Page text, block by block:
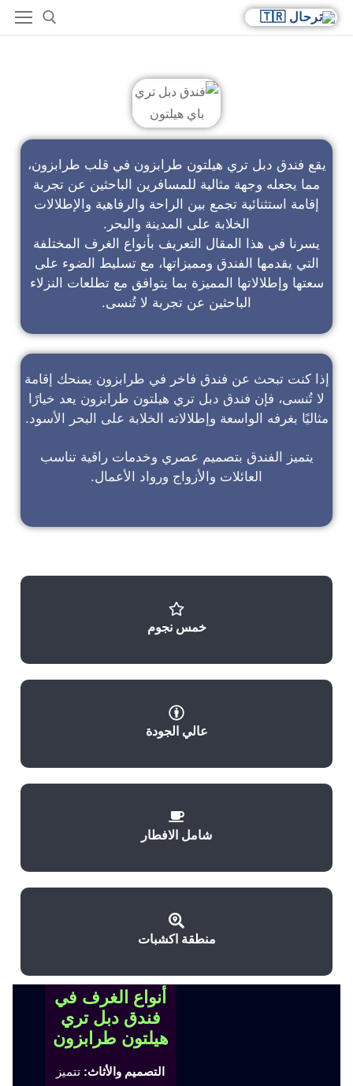
يقع فندق دبل تري هيلتون طرابزون في قلب طرابزون،
مما يجعله وجهة مثالية للمسافرين الباحثين عن تجربة
إقامة استثنائية تجمع بين الراحة والرفاهية والإطلالات
الخلابة على المدينة والبحر.
يسرنا في هذا المقال التعريف بأنواع الغرف المختلفة
التي يقدمها الفندق ومميزاتها، مع تسليط الضوء على
سعتها وإطلالاتها المميزة بما يتوافق مع تطلعات النزلاء
الباحثين عن تجربة لا تُنسى.
إذا كنت تبحث عن فندق فاخر في طرابزون يمنحك إقامة
لا تُنسى، فإن فندق دبل تري هيلتون طرابزون يعد خيارًا
مثاليًا بغرفه الواسعة وإطلالاته الخلابة على البحر الأسود.
يتميز الفندق بتصميم عصري وخدمات راقية تناسب
العائلات والأزواج ورواد الأعمال.
خمس نجوم
عالي الجودة
شامل الافطار
منطقة اكشبات
أنواع الغرف في
فندق دبل تري
هيلتون طرابزون
التصميم والأثاث: تتميز